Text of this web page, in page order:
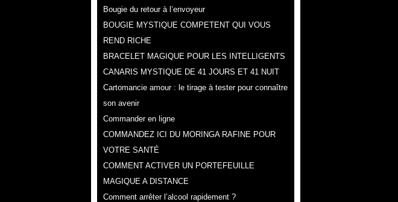
Bougie du retour à l’envoyeur
BOUGIE MYSTIQUE COMPETENT QUI VOUS
REND RICHE
BRACELET MAGIQUE POUR LES INTELLIGENTS
CANARIS MYSTIQUE DE 41 JOURS ET 41 NUIT
Cartomancie amour : le tirage à tester pour connaître
son avenir
Commander en ligne
COMMANDEZ ICI DU MORINGA RAFINE POUR
VOTRE SANTÉ
COMMENT ACTIVER UN PORTEFEUILLE
MAGIQUE A DISTANCE
Comment arrêter l’alcool rapidement ?